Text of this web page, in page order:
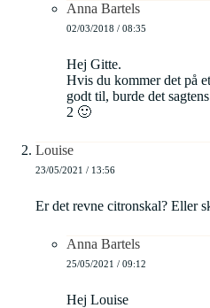
Anna Bartels
02/03/2018 / 08:35
Hej Gitte.
Hvis du kommer det på
godt til, burde det
2 🙂
Louise
23/05/2021 / 13:56
Er det revne citronskal? Eller
Anna Bartels
25/05/2021 / 09:12
Hej Louise